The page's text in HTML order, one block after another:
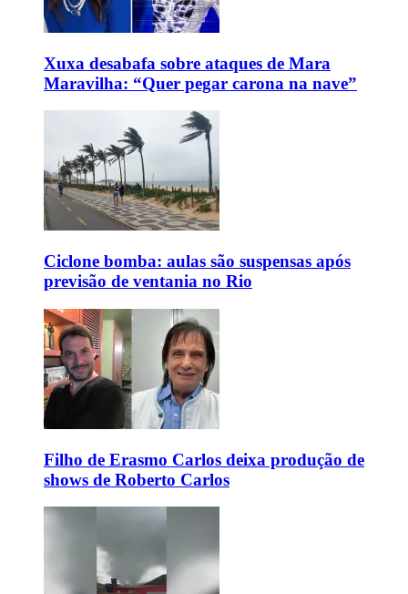
Xuxa desabafa sobre ataques de Mara
Maravilha: “Quer pegar carona na nave”
Ciclone bomba: aulas são suspensas após
previsão de ventania no Rio
Filho de Erasmo Carlos deixa produção de
shows de Roberto Carlos